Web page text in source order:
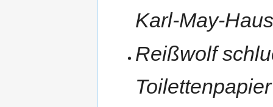
Karl-May-Haus
Reißwolf